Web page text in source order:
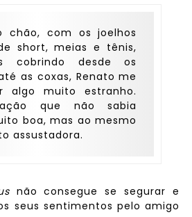
chão, com os joelhos
short, meias e tênis,
cobrindo desde os
as coxas, Renato me
algo muito estranho.
que não sabia
boa, mas ao mesmo
assustadora.
não consegue se segurar e
seus sentimentos pelo amigo